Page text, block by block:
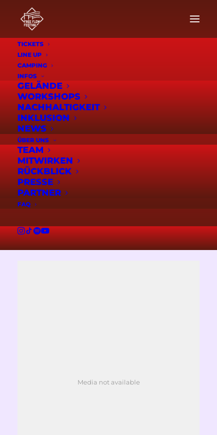
TICKETS
LINE UP
CAMPING
INFOS
GELÄNDE
WORKSHOPS
NACHHALTIGKEIT
INKLUSION
NEWS
ÜBER UNS
TEAM
MITWIRKEN
RÜCKBLICK
PRESSE
PARTNER
FAQ
MARCEL FRÖHLICH
06.09 / TBA. UHR / HIDDEN
STAGE
VIDEO / MUSIK
Media not available